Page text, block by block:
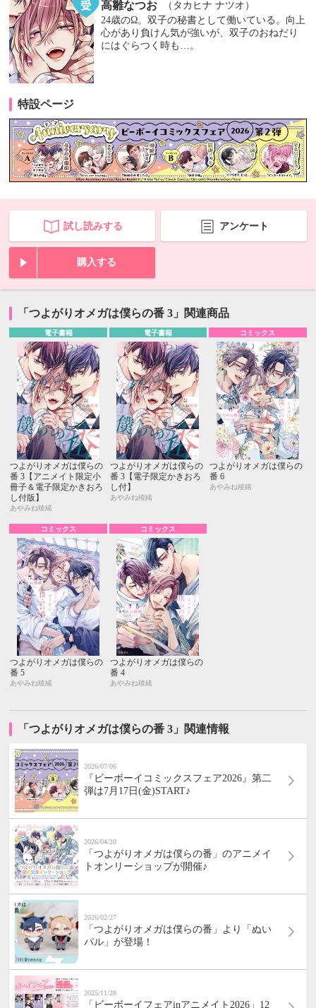
高雛なつお
（タカヒナ ナツオ）
24歳のΩ。双子の秘書として働いている。向上
心があり負けん気が強いが、双子のおねだり
にはぐらつく時も…。
特設ページ
試し読みする アンケート
購入する
「つよがりオメガは僕らの番 3」関連商品
電子書籍
つよがりオメガは僕らの
番 3【アニメイト限定小
冊子＆電子限定かきおろ
し付版】
あやみね稜緒
電子書籍
つよがりオメガは僕らの
番 3【電子限定かきおろ
し付】
あやみね稜緒
コミックス
つよがりオメガは僕らの
番 6
あやみね稜緒
コミックス
つよがりオメガは僕らの
番 5
あやみね稜緒
コミックス
つよがりオメガは僕らの
番 4
あやみね稜緒
「つよがりオメガは僕らの番 3」関連情報
2026/07/06
『ビーボーイコミックスフェア2026』第二
弾は7月17日(金)START♪
2026/04/20
「つよがりオメガは僕らの番」のアニメイ
トオンリーショップが開催♪
2026/02/27
「つよがりオメガは僕らの番」より「ぬい
パル」が登場！
2025/11/28
「ビーボーイフェアinアニメイト2026」12